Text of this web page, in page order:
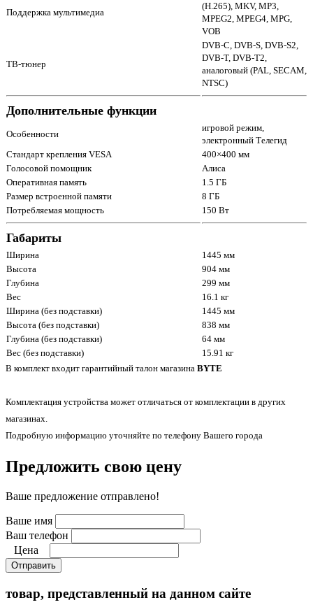
Поддержка мультимедиа
(H.265), MKV, MP3,
MPEG2, MPEG4, MPG,
VOB
ТВ-тюнер
DVB-C, DVB-S, DVB-S2,
DVB-T, DVB-T2,
аналоговый (PAL, SECAM,
NTSC)
Дополнительные функции
Особенности
игровой режим,
электронный Телегид
Стандарт крепления VESA
400×400 мм
Голосовой помощник
Алиса
Оперативная память
1.5 ГБ
Размер встроенной памяти
8 ГБ
Потребляемая мощность
150 Вт
Габариты
Ширина
1445 мм
Высота
904 мм
Глубина
299 мм
Вес
16.1 кг
Ширина (без подставки)
1445 мм
Высота (без подставки)
838 мм
Глубина (без подставки)
64 мм
Вес (без подставки)
15.91 кг
В комплект входит гарантийный талон магазина BYTE
Комплектация устройства может отличаться от комплектации в других
магазинах.
Подробную информацию уточняйте по телефону Вашего города
Предложить свою цену
Ваше предложение отправлено!
Ваше имя
Ваш телефон
Цена
Отправить
товар, представленный на данном сайте